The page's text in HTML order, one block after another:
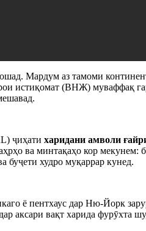
Мардум аз тамоми
истиқомат (ВНЖ) муваффақ
ҷиҳати харидани амволи
ва минтақаҳо кор
худро муқаррар кунед.
ё пентхаус дар Ню-Йорк
дар аксари вақт харида фурӯхта